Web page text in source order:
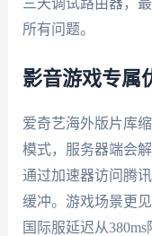
三天调试路由器，
所有问题。
影音游戏专属
爱奇艺海外版片库
模式，服务器端会
通过加速器访问腾
缓冲。游戏场景更
国际服延迟从